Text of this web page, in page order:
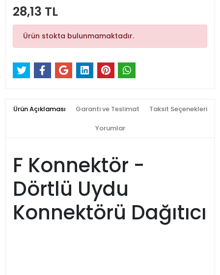
28,13 TL
Ürün stokta bulunmamaktadır.
Ürün Açıklaması Garanti ve Teslimat Taksit Seçenekleri
Yorumlar
F Konnektör -
Dörtlü Uydu
Konnektörü Dağıtıcı